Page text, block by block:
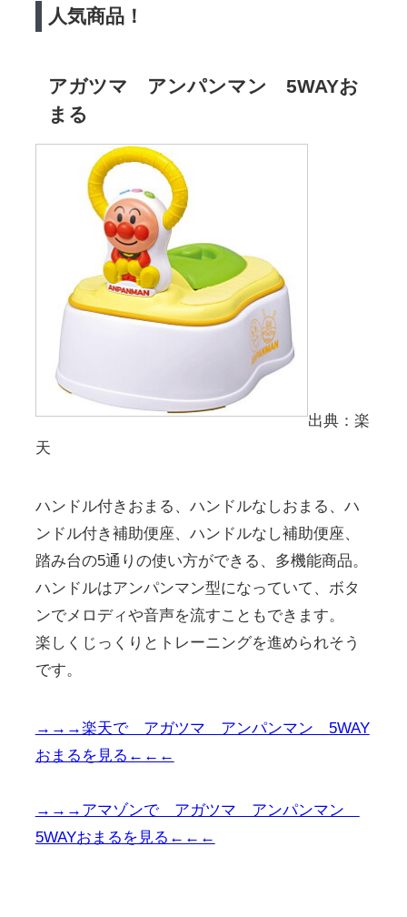
人気商品！
アガツマ アンパンマン 5WAYお
まる
出典：楽
天
ハンドル付きおまる、ハンドルなしおまる、ハ
ンドル付き補助便座、ハンドルなし補助便座、
踏み台の5通りの使い方ができる、多機能商品。
ハンドルはアンパンマン型になっていて、ボタ
ンでメロディや音声を流すこともできます。
楽しくじっくりとトレーニングを進められそう
です。
→→→楽天で アガツマ アンパンマン 5WAY
おまるを見る←←←
→→→アマゾンで アガツマ アンパンマン
5WAYおまるを見る←←←